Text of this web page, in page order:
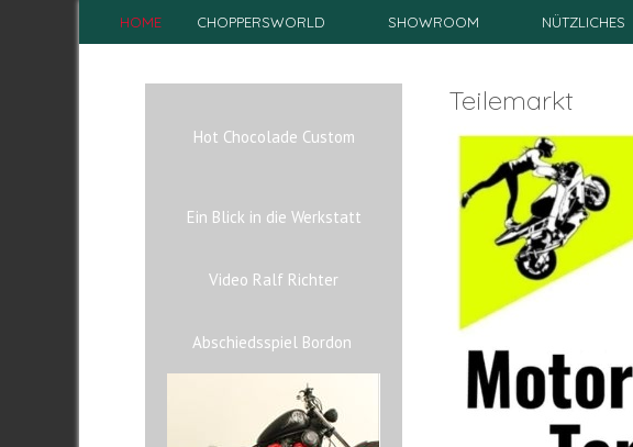
HOME CHOPPERSWORLD SHOWROOM NÜTZLICHES
Hot Chocolade Custom
Ein Blick in die Werkstatt
Video Ralf Richter
Abschiedsspiel Bordon
Teilemarkt